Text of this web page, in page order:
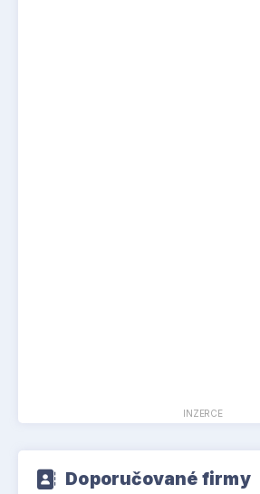
INZERCE
Doporučované firmy